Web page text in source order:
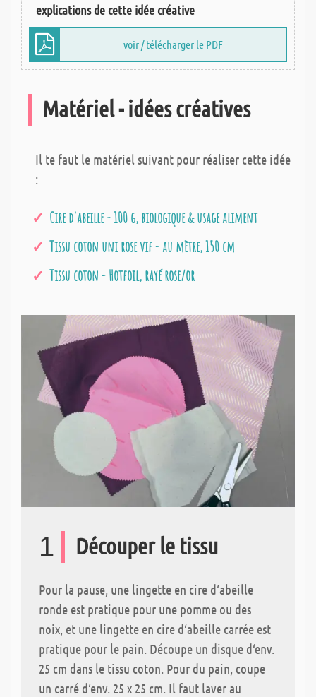
explications de cette idée créative
voir / télécharger le PDF
Matériel - idées créatives
Il te faut le matériel suivant pour réaliser cette idée
:
Cire d'abeille - 100 g, biologique & usage aliment
Tissu coton uni rose vif - au mètre, 150 cm
Tissu coton - Hotfoil, rayé rose/or
1 Découper le tissu
Pour la pause, une lingette en cire d‘abeille
ronde est pratique pour une pomme ou des
noix, et une lingette en cire d‘abeille carrée est
pratique pour le pain. Découpe un disque d‘env.
25 cm dans le tissu coton. Pour du pain, coupe
un carré d‘env. 25 x 25 cm. Il faut laver au